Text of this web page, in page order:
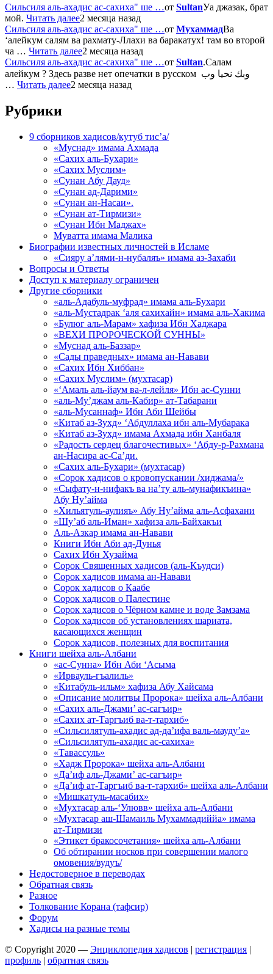
Сильсиля аль-ахадис ас-сахиха" ше …от SultanУа джазак, брат
мой. Читать далее2 месяца назад
Сильсиля аль-ахадис ас-сахиха" ше …от МухаммадВа
‘алейкум салям ва рахмату-Ллахи ва баракатух! там во второй
ча … Читать далее2 месяца назад
Сильсиля аль-ахадис ас-сахиха" ше …от Sultan.Салам
алейкум ? Здесь разве нет опечатки в русском وبك نحيا وب
… Читать далее2 месяца назад
Рубрики
9 сборников хадисов/кутуб тис’а/
«Муснад» имама Ахмада
«Сахих аль-Бухари»
«Сахих Муслим»
«Сунан Абу Дауд»
«Сунан ад-Дарими»
«Сунан ан-Насаи».
«Сунан ат-Тирмизи»
«Сунан Ибн Маджах»
Муватта имама Малика
Биографии известных личностей в Исламе
«Сияру а’лями-н-нубаляъ» имама аз-Захаби
Вопросы и Ответы
Доступ к материалу ограничен
Другие сборники
«аль-Адабуль-муфрад» имама аль-Бухари
«аль-Мустадрак ‘аля сахихайн» имама аль-Хакима
«Булюг аль-Марам» хафиза Ибн Хаджара
«ВЕХИ ПРОРОЧЕСКОЙ СУННЫ»
«Муснад аль-Баззар»
«Сады праведных» имама ан-Навави
«Сахих Ибн Хиббан»
«Сахих Муслим» (мухтасар)
«‘Амаль аль-йаум ва-л-лейля» Ибн ас-Сунни
«аль-Му’джам аль-Кабир» ат-Табарани
«аль-Мусаннаф» Ибн Аби Шейбы
«Китаб аз-Зухд» ‘Абдуллаха ибн аль-Мубарака
«Китаб аз-Зухд» имама Ахмада ибн Ханбаля
«Радость сердец благочестивых» ‘Абду-р-Рахмана
ан-Насира ас-Са’ди.
«Сахих аль-Бухари» (мухтасар)
«Сорок хадисов о кровопускании /хиджама/»
«Сыфату-н-нифакъ ва на’ту аль-мунафикъина»
Абу Ну’айма
«Хильятуль-аулияъ» Абу Ну’айма аль-Асфахани
«Шу’аб аль-Иман» хафиза аль-Байхакъи
Аль-Азкар имама ан-Навави
Книги Ибн Аби ад-Дунья
Сахих Ибн Хузайма
Сорок Священных хадисов (аль-Къудси)
Сорок хадисов имама ан-Навави
Сорок хадисов о Каабе
Сорок хадисов о Палестине
Сорок хадисов о Чёрном камне и воде Замзама
Сорок хадисов об установлениях шариата,
касающихся женщин
Сорок хадисов, полезных для воспитания
Книги шейха аль-Албани
«ас-Сунна» Ибн Аби ‘Асыма
«Ирвауль-гъалиль»
«Китабуль-ильм» хафиза Абу Хайсама
«Описание молитвы Пророка» шейха аль-Албани
«Сахих аль-Джами’ ас-сагъир»
«Сахих ат-Таргъиб ва-т-тархиб»
«Сильсилятуль-ахадис ад-да’ифа валь-мауду’а»
«Сильсилятуль-ахадис ас-сахиха»
«Тавассуль»
«Хадж Пророка» шейха аль-Албани
«Да’иф аль-Джами’ ас-сагъир»
«Да’иф ат-Таргъиб ва-т-тархиб» шейха аль-Албани
«Мишкатуль-масабих»
«Мухтасар аль-‘Улювв» шейха аль-Албани
«Мухтасар аш-Шамаиль Мухаммадиййа» имама
ат-Тирмизи
«Этикет бракосочетания» шейха аль-Албани
Об обтирании носков при совершении малого
омовения/вудуъ/
Недостоверное в переводах
Обратная связь
Разное
Толкование Корана (тафсир)
Форум
Хадисы на разные темы
© Copyright 2020 — Энциклопедия хадисов | регистрация |
профиль | обратная связь